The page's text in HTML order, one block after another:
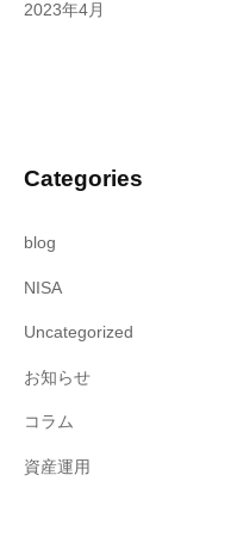
2023年4月
Categories
blog
NISA
Uncategorized
お知らせ
コラム
資産運用